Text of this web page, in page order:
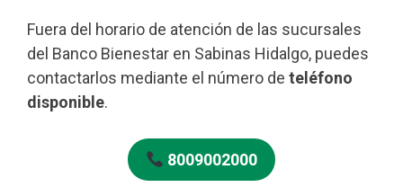
Fuera del horario de atención de las sucursales
del Banco Bienestar en Sabinas Hidalgo, puedes
contactarlos mediante el número de teléfono
disponible.
8009002000